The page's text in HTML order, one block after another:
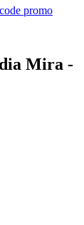
promo
Mira -